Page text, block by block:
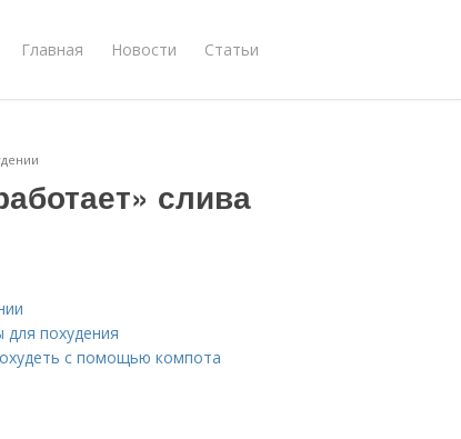
Главная Новости Статьи
слива
для похудения
с помощью компота